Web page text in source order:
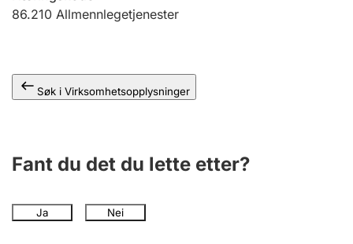
Offentlig sektor
86.210 Allmennlegetjenester
Søk i Virksomhetsopplysninger
Fant du det du lette etter?
Ja Nei